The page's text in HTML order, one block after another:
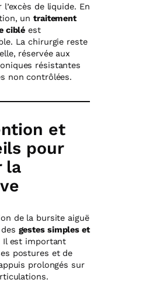
de liquide. En
untraitement
ciblé est
La chirurgie reste
réservée aux
résistantes
non contrôlées.
et
pour
la
de la bursite aiguë
gestes simples et
Il est important
postures et de
prolongés sur